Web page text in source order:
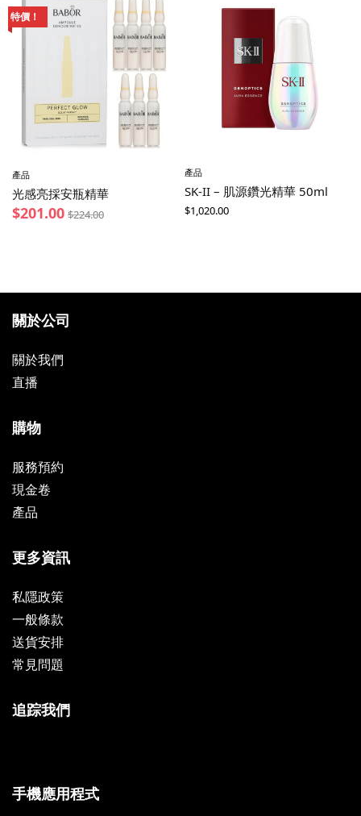
特價！
產品
光感亮採安瓶精華
$201.00 $224.00
產品
SK-II – 肌源鑽光精華 50ml
$1,020.00
關於公司
關於我們
直播
購物
服務預約
現金卷
產品
更多資訊
私隱政策
一般條款
送貨安排
常見問題
追踪我們
手機應用程式